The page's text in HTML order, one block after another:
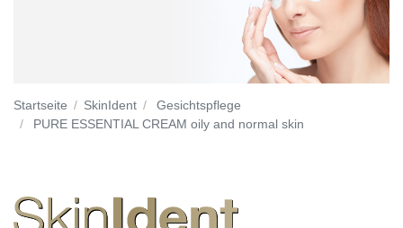
Startseite SkinIdent
Gesichtspflege
PURE ESSENTIAL CREAM oily and normal skin